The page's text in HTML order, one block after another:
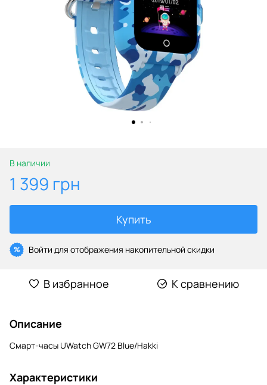
В наличии
1 399 грн
Купить
% Войти для отображения накопительной скидки
В избранное К сравнению
Описание
Смарт-часы UWatch GW72 Blue/Hakki
Характеристики